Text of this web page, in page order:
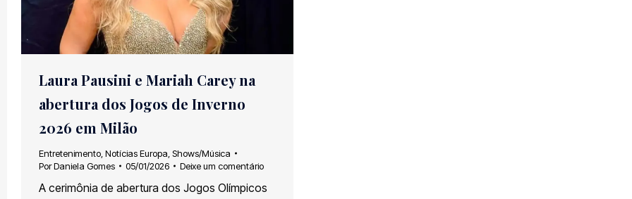
Laura Pausini e Mariah Carey na
abertura dos Jogos de Inverno
2026 em Milão
Entretenimento Notícias Europa Shows/Música
PorDaniela Gomes 05/01/2026 Deixe um comentário
A cerimônia de abertura dos Jogos Olímpicos